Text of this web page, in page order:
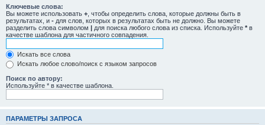
Ключевые слова:
Вы можете использовать + , чтобы определить слова, которые должны быть в
результатах, и - для слов, которых в результатах быть не должно. Вы можете
разделить слова символом | для поиска любого слова из списка. Используйте * в
качестве шаблона для частичного совпадения.
Искать все слова
Искать любое слово/поиск с языком запросов
Поиск по автору:
Используйте * в качестве шаблона.
ПАРАМЕТРЫ ЗАПРОСА